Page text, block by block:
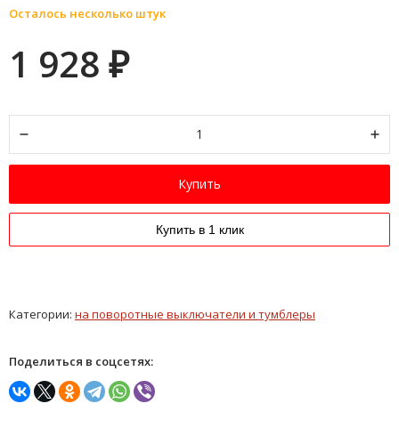
Осталось несколько штук
1 928 ₽
Купить
Купить в 1 клик
Категории: на поворотные выключатели и тумблеры
Поделиться в соцсетях: